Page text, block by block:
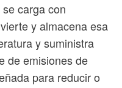
carga con
y almacena esa
y suministra
de emisiones de
para reducir o